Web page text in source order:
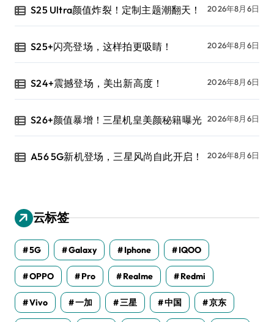
S25 Ultra颜值炸裂！定制主题潮翻天！ 2026年8月6日
S25+闪亮登场，这样拍更吸睛！ 2026年8月6日
S24+震撼登场，美出新高度！ 2026年8月6日
S26+颜值暴增！三星机皇美颜秘籍曝光 2026年8月6日
A56 5G新机登场，三星风尚自此开启！ 2026年8月6日
云标签
5G Galaxy Iphone IQOO
OPPO Pro Realme Redmi
Vivo 一加 三星 中国 京东